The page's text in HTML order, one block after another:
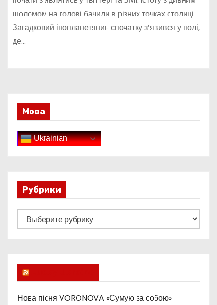
шоломом на голові бачили в різних точках столиці.
Загадковий інопланетянин спочатку з’явився у полі,
де…
Мова
Ukrainian
Рубрики
у
к
и
Нова пісня VORONOVA «Сумую за собою»